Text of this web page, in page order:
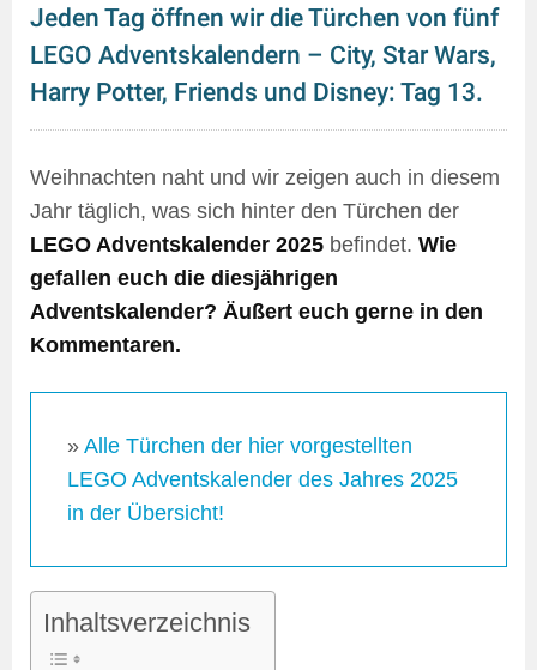
Jeden Tag öffnen wir die Türchen von fünf
LEGO Adventskalendern – City, Star Wars,
Harry Potter, Friends und Disney: Tag 13.
Weihnachten naht und wir zeigen auch in diesem
Jahr täglich, was sich hinter den Türchen der
LEGO Adventskalender 2025 befindet. Wie
gefallen euch die diesjährigen
Adventskalender? Äußert euch gerne in den
Kommentaren.
» Alle Türchen der hier vorgestellten
LEGO Adventskalender des Jahres 2025
in der Übersicht!
Inhaltsverzeichnis